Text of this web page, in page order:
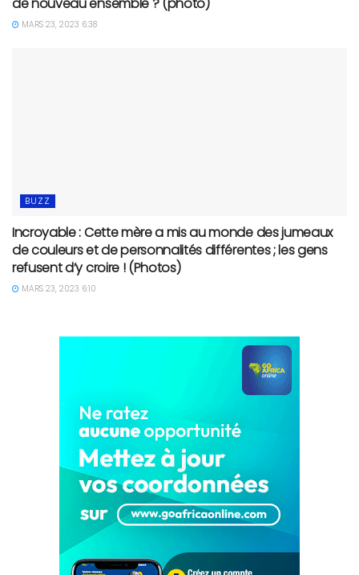
MARS 23, 2023 6:38
BUZZ
Incroyable : Cette mère a mis au monde des jumeaux
de couleurs et de personnalités différentes ; les gens
refusent d’y croire ! (Photos)
MARS 23, 2023 6:10